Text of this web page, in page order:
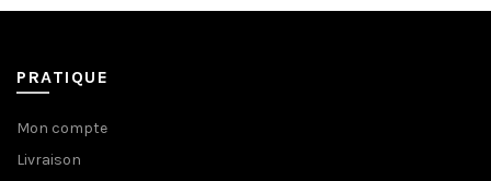
PRATIQUE
Mon compte
Livraison